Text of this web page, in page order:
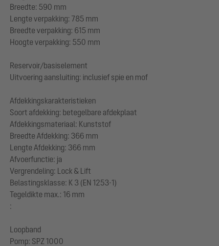
Breedte: 590 mm
Lengte verpakking: 785 mm
Breedte verpakking: 615 mm
Hoogte verpakking: 550 mm
Reservoir/basiselement
Uitvoering aansluiting: inclusief spie en mof
Afdekkingskarakteristieken
Soort afdekking: betegelbare afdekplaat
Afdekkingsmateriaal: Kunststof
Breedte Afdekking: 366 mm
Lengte Afdekking: 366 mm
Afvoerfunctie: ja
Vergrendeling: Lock & Lift
Belastingsklasse: K 3 (EN 1253-1)
Tegeldikte max.: 16 mm
:
Loopband
Pomp: SPZ 1000